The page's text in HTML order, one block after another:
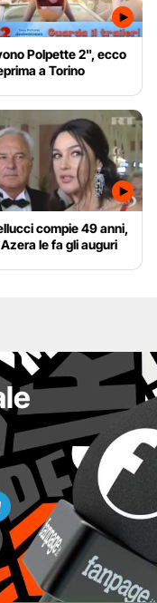
Polpette 2", ecco
a Torino
compie 49 anni,
le fa gli auguri